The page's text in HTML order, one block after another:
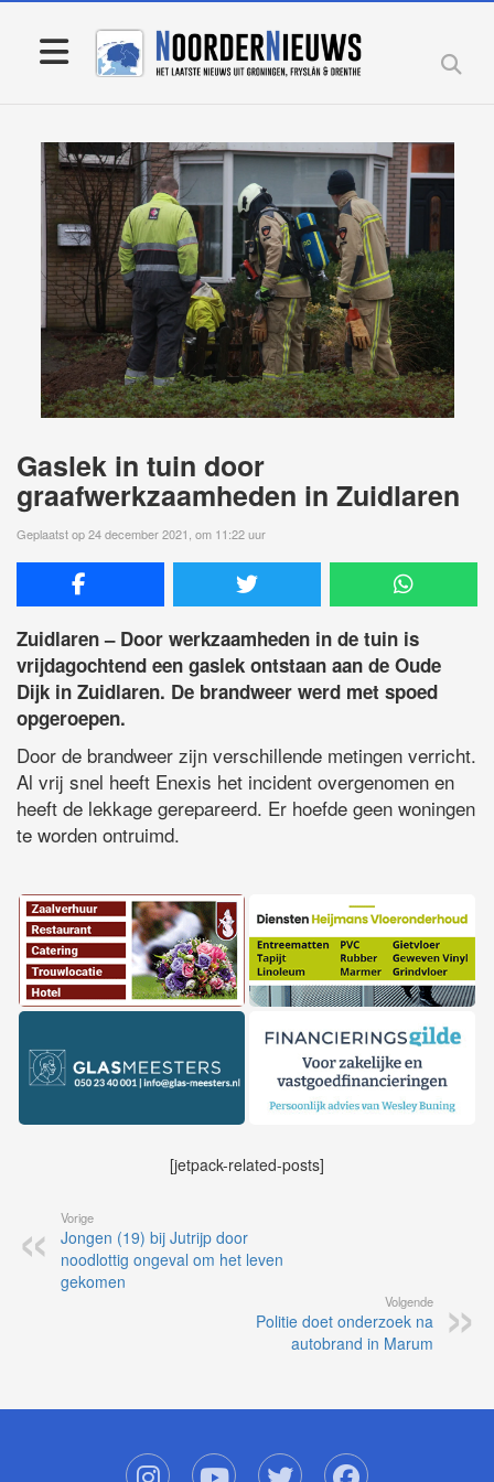
Gaslek in tuin door
graafwerkzaamheden in Zuidlaren
Geplaatst op 24 december 2021, om 11:22 uur
Zuidlaren – Door werkzaamheden in de tuin is
vrijdagochtend een gaslek ontstaan aan de Oude
Dijk in Zuidlaren. De brandweer werd met spoed
opgeroepen.
Door de brandweer zijn verschillende metingen verricht.
Al vrij snel heeft Enexis het incident overgenomen en
heeft de lekkage gerepareerd. Er hoefde geen woningen
te worden ontruimd.
[jetpack-related-posts]
Vorige
Jongen (19) bij Jutrijp door
noodlottig ongeval om het leven
gekomen
Volgende
Politie doet onderzoek na
autobrand in Marum